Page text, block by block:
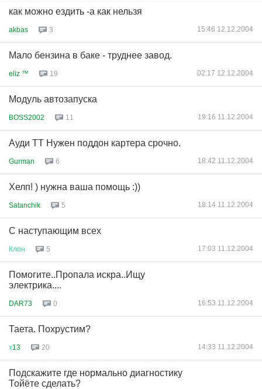
как можно ездить -а как нельзя
akbas 3 15:46 12.12.2004
Мало бензина в баке - труднее завод.
eliz ™ 19 02:17 12.12.2004
Модуль автозапуска
BOSS2002 11 19:16 11.12.2004
Ауди ТТ Нужен поддон картера срочно.
Gurman 6 18:42 11.12.2004
Хелп! ) нужна ваша помощь :))
Satanchik 5 18:14 11.12.2004
С наступающим всех
Клон 5 17:03 11.12.2004
Помогите..Пропала искра..Ищу
электрика....
DAR73 0 16:53 11.12.2004
Таета. Похрустим?
х13 20 14:33 11.12.2004
Подскажите где нормально диагностику
Тойёте сделать?